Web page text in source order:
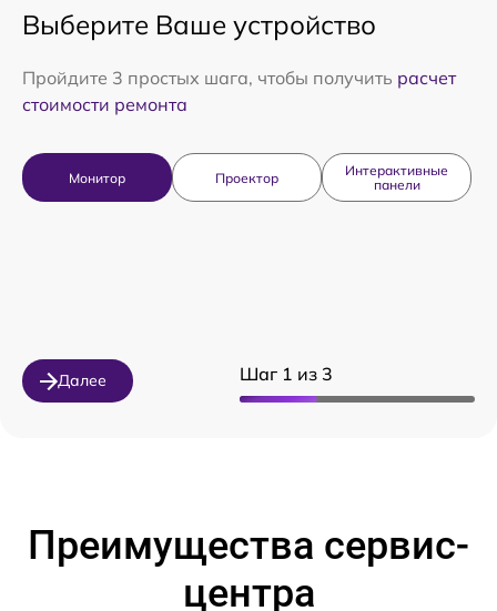
Шаг 1 из 3
Выберите Ваше устройство
Пройдите 3 простых шага, чтобы получить расчет
стоимости ремонта
Монитор Проектор
Интерактивные
панели
Далее
Преимущества сервис-
центра